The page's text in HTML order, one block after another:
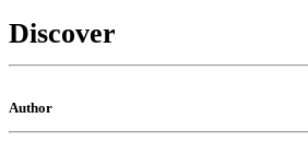
Discover
Author